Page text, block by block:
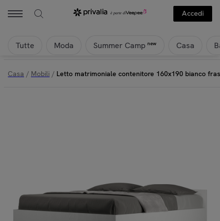
Accedi
Tutte Moda Summer Camp new Casa
Casa / Mobili / Letto matrimoniale contenitore 160x190 bianco